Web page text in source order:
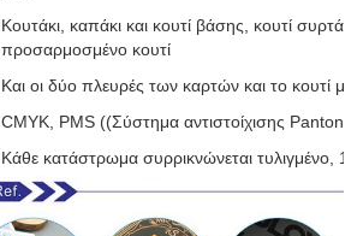
Κουτάκι, καπάκι και κουτί βάσης, κουτί
προσαρμοσμένο κουτί
Και οι δύο πλευρές των καρτών και το κουτί
CMYK, PMS ((Σύστημα αντιστοίχισης Pantone)
Κάθε κατάστρωμα συρρικνώνεται τυλιγμένο,